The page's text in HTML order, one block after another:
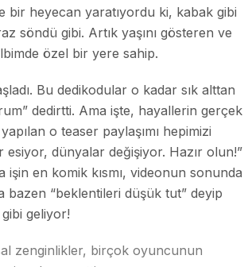
bir heyecan yaratıyordu ki, kabak gibi
söndü gibi. Artık yaşını gösteren ve
özel bir yere sahip.
Bu dedikodular o kadar sık alttan
dedirtti. Ama işte, hayallerin gerçek
o teaser paylaşımı hepimizi
esiyor, dünyalar değişiyor. Hazır olun!”
en komik kısmı, videonun sonunda
“beklentileri düşük tut” deyip
geliyor!
zenginlikler, birçok oyuncunun